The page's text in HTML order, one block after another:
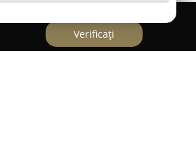
Verificați